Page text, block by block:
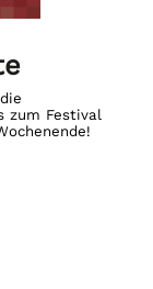
zum Festival